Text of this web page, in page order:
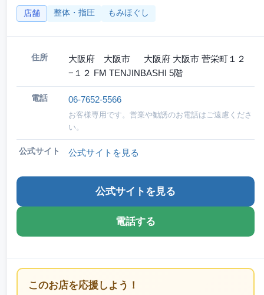
店舗 整体・指圧 もみほぐし
住所
大阪府 大阪市 大阪府 大阪市 菅栄町１２
−１２ FM TENJINBASHI 5階
電話 06-7652-5566
お客様専用です。営業や勧誘のお電話はご遠慮くださ
い。
公式サイト 公式サイトを見る
公式サイトを見る
電話する
このお店を応援しよう！